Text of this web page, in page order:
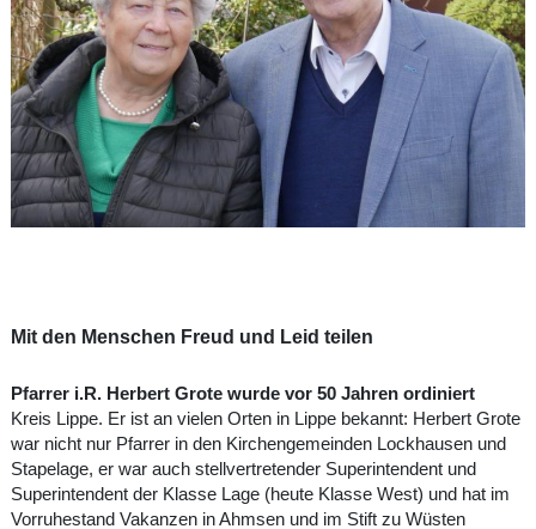
Mit den Menschen Freud und Leid teilen
Pfarrer i.R. Herbert Grote wurde vor 50 Jahren ordiniert
Kreis Lippe. Er ist an vielen Orten in Lippe bekannt: Herbert Grote
war nicht nur Pfarrer in den Kirchengemeinden Lockhausen und
Stapelage, er war auch stellvertretender Superintendent und
Superintendent der Klasse Lage (heute Klasse West) und hat im
Vorruhestand Vakanzen in Ahmsen und im Stift zu Wüsten